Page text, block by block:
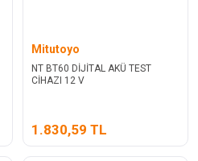
Mitutoyo
NT BT60 DİJİTAL AKÜ TEST
CİHAZI 12 V
1.830,59 TL